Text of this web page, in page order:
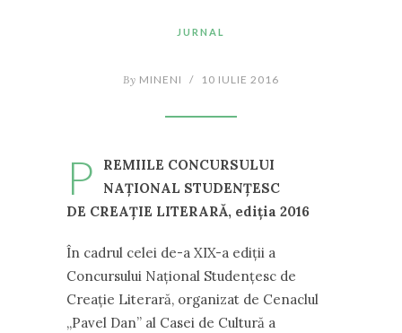
JURNAL
By MINENI / 10 IULIE 2016
P
REMIILE CONCURSULUI
NAŢIONAL STUDENŢESC
DE CREAŢIE LITERARĂ, ediţia 2016
În cadrul celei de-a XIX-a ediţii a
Concursului Naţional Studenţesc de
Creaţie Literară, organizat de Cenaclul
,,Pavel Dan” al Casei de Cultură a